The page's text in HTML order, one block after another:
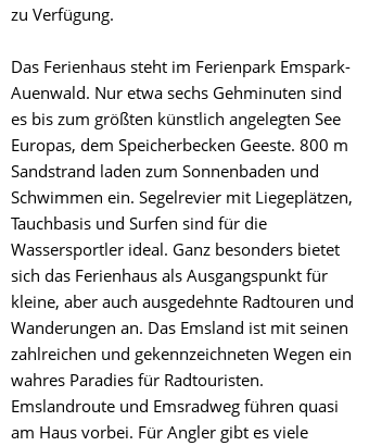
zu Verfügung.
Das Ferienhaus steht im Ferienpark Emspark-
Auenwald. Nur etwa sechs Gehminuten sind
es bis zum größten künstlich angelegten See
Europas, dem Speicherbecken Geeste. 800 m
Sandstrand laden zum Sonnenbaden und
Schwimmen ein. Segelrevier mit Liegeplätzen,
Tauchbasis und Surfen sind für die
Wassersportler ideal. Ganz besonders bietet
sich das Ferienhaus als Ausgangspunkt für
kleine, aber auch ausgedehnte Radtouren und
Wanderungen an. Das Emsland ist mit seinen
zahlreichen und gekennzeichneten Wegen ein
wahres Paradies für Radtouristen.
Emslandroute und Emsradweg führen quasi
am Haus vorbei. Für Angler gibt es viele